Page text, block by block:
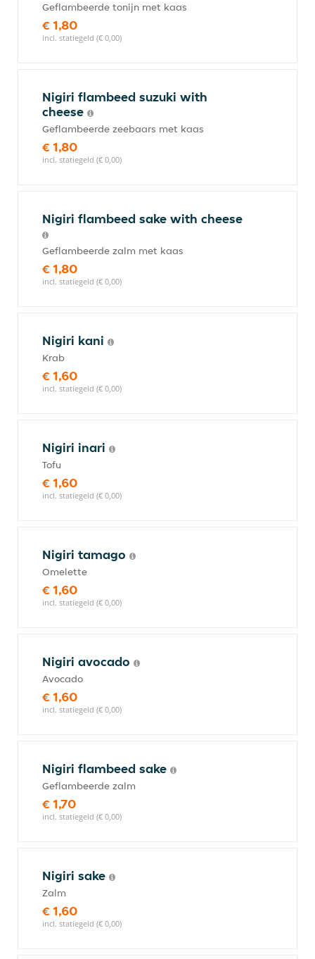
Geflambeerde tonijn met kaas
€ 1,80
incl. statiegeld (€ 0,00)
Nigiri flambeed suzuki with
cheese
Geflambeerde zeebaars met kaas
€ 1,80
incl. statiegeld (€ 0,00)
Nigiri flambeed sake with cheese
Geflambeerde zalm met kaas
€ 1,80
incl. statiegeld (€ 0,00)
Nigiri kani
Krab
€ 1,60
incl. statiegeld (€ 0,00)
Nigiri inari
Tofu
€ 1,60
incl. statiegeld (€ 0,00)
Nigiri tamago
Omelette
€ 1,60
incl. statiegeld (€ 0,00)
Nigiri avocado
Avocado
€ 1,60
incl. statiegeld (€ 0,00)
Nigiri flambeed sake
Geflambeerde zalm
€ 1,70
incl. statiegeld (€ 0,00)
Nigiri sake
Zalm
€ 1,60
incl. statiegeld (€ 0,00)